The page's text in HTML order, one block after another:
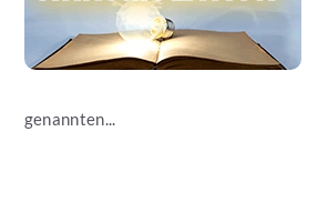
genannten...